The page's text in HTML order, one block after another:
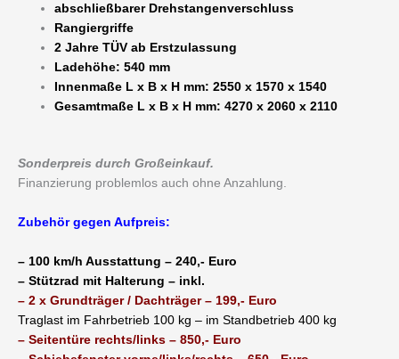
abschließbarer Drehstangenverschluss
Rangiergriffe
2 Jahre TÜV ab Erstzulassung
Ladehöhe: 540 mm
Innenmaße L x B x H mm: 2550 x 1570 x 1540
Gesamtmaße L x B x H mm: 4270 x 2060 x 2110
Sonderpreis durch Großeinkauf.
Finanzierung problemlos auch ohne Anzahlung.
Zubehör gegen Aufpreis:
– 100 km/h Ausstattung – 240,- Euro
– Stützrad mit Halterung – inkl.
– 2 x Grundträger / Dachträger – 199,- Euro
Traglast im Fahrbetrieb 100 kg – im Standbetrieb 400 kg
– Seitentüre rechts/links – 850,- Euro